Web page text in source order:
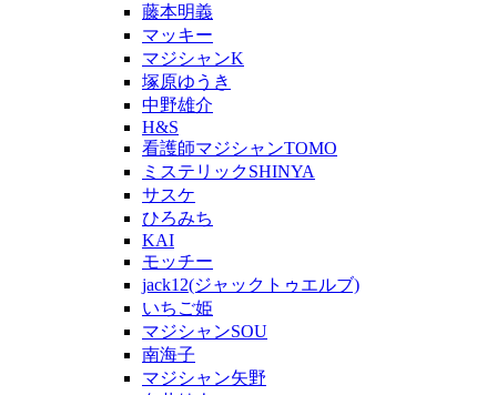
藤本明義
マッキー
マジシャンK
塚原ゆうき
中野雄介
H&S
看護師マジシャンTOMO
ミステリックSHINYA
サスケ
ひろみち
KAI
モッチー
jack12(ジャックトゥエルブ)
いちご姫
マジシャンSOU
南海子
マジシャン矢野